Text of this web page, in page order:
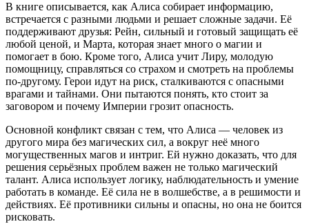
В книге описывается, как Алиса собирает информацию,
встречается с разными людьми и решает сложные задачи. Её
поддерживают друзья: Рейн, сильный и готовый защищать её
любой ценой, и Марта, которая знает много о магии и
помогает в бою. Кроме того, Алиса учит Лиру, молодую
помощницу, справляться со страхом и смотреть на проблемы
по-другому. Герои идут на риск, сталкиваются с опасными
врагами и тайнами. Они пытаются понять, кто стоит за
заговором и почему Империи грозит опасность.
Основной конфликт связан с тем, что Алиса — человек из
другого мира без магических сил, а вокруг неё много
могущественных магов и интриг. Ей нужно доказать, что для
решения серьёзных проблем важен не только магический
талант. Алиса использует логику, наблюдательность и умение
работать в команде. Её сила не в волшебстве, а в решимости и
действиях. Её противники сильны и опасны, но она не боится
рисковать.